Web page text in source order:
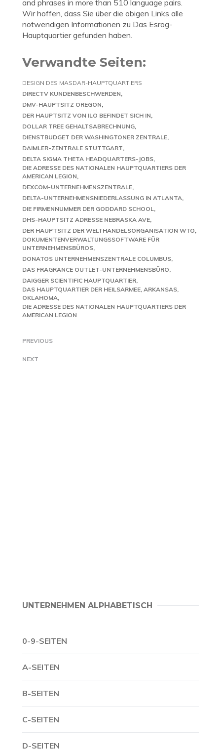
and phrases in more than 510 language pairs.
Wir hoffen, dass Sie über die obigen Links alle
notwendigen Informationen zu Das Esrog-
Hauptquartier gefunden haben.
Verwandte Seiten:
DESIGN DES MASDAR-HAUPTQUARTIERS
DIRECTV KUNDENBESCHWERDEN
DMV-HAUPTSITZ OREGON
DER HAUPTSITZ VON ILO BEFINDET SICH IN
DOLLAR TREE GEHALTSABRECHNUNG
DIENSTBUDGET DER WASHINGTONER ZENTRALE
DAIMLER-ZENTRALE STUTTGART
DELTA SIGMA THETA HEADQUARTERS-JOBS
DIE ADRESSE DES NATIONALEN HAUPTQUARTIERS DER
AMERICAN LEGION
DEXCOM-UNTERNEHMENSZENTRALE
DELTA-UNTERNEHMENSNIEDERLASSUNG IN ATLANTA
DIE FIRMENNUMMER DER GODDARD SCHOOL
DHS-HAUPTSITZ ADRESSE NEBRASKA AVE
DER HAUPTSITZ DER WELTHANDELSORGANISATION WTO
DOKUMENTENVERWALTUNGSSOFTWARE FÜR
UNTERNEHMENSBÜROS
DONATOS UNTERNEHMENSZENTRALE COLUMBUS
DAS FRAGRANCE OUTLET-UNTERNEHMENSBÜRO
DAIGGER SCIENTIFIC HAUPTQUARTIER
DAS HAUPTQUARTIER DER HEILSARMEE, ARKANSAS,
OKLAHOMA
DIE ADRESSE DES NATIONALEN HAUPTQUARTIERS DER
AMERICAN LEGION
PREVIOUS
NEXT
UNTERNEHMEN ALPHABETISCH
0-9-SEITEN
A-SEITEN
B-SEITEN
C-SEITEN
D-SEITEN